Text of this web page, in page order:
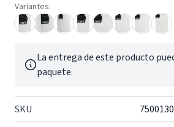
Variantes:
La entrega de este producto
paquete.
SKU